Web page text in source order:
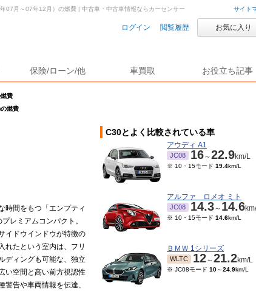
サイト
ログイン 閲覧履歴 お気に入り
保険/ローン/他 車買取 お役立ち記事
費
燃費
07月～07年12月）の燃費 | 中古車・中古車情報ならカーセンサー
時間をもつ「エンプティ
レミアムコンパクト。
イドウインドウが特徴の
れたという室内は、フリ
ディングも可能な、独立
い空間と高い前方視認性
告や車両情報を伝達、
C30とよく比較されている車
アウディ A1
JC08 16～22.9km/L
※ 10・15モード 19.4km/L
アルファ ロメオ ミト
JC08 14.3～ 14.6
※ 10・15モード 14.6km/L
ＢＭＷ 1シリーズ
WLTC 12～21.2km/L
※ JC08モード 10～24.9km/L